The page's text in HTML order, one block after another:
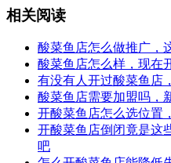
相关阅读
酸菜鱼店怎么做推广，
酸菜鱼店怎么样，现在
有没有人开过酸菜鱼店
酸菜鱼店需要加盟吗，
开酸菜鱼店怎么选位置
开酸菜鱼店倒闭竟是这
吧